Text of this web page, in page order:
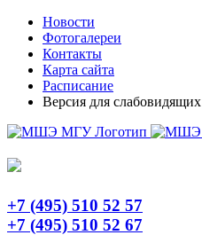
Skip
content
TelegramНовости
Фотогалереи
Контакты
Карта сайта
Расписание
Версия для слабовидящих
+7 (495) 510 52 57
+7 (495) 510 52 67